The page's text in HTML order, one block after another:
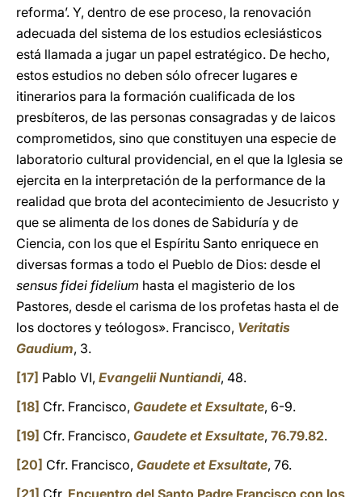
reforma’. Y, dentro de ese proceso, la renovación
adecuada del sistema de los estudios eclesiásticos
está llamada a jugar un papel estratégico. De hecho,
estos estudios no deben sólo ofrecer lugares e
itinerarios para la formación cualificada de los
presbíteros, de las personas consagradas y de laicos
comprometidos, sino que constituyen una especie de
laboratorio cultural providencial, en el que la Iglesia se
ejercita en la interpretación de la performance de la
realidad que brota del acontecimiento de Jesucristo y
que se alimenta de los dones de Sabiduría y de
Ciencia, con los que el Espíritu Santo enriquece en
diversas formas a todo el Pueblo de Dios: desde el
sensus fidei fidelium hasta el magisterio de los
Pastores, desde el carisma de los profetas hasta el de
los doctores y teólogos». Francisco, Veritatis
Gaudium, 3.
[17] Pablo VI, Evangelii Nuntiandi, 48.
[18] Cfr. Francisco, Gaudete et Exsultate, 6-9.
[19] Cfr. Francisco, Gaudete et Exsultate, 76.79.82.
[20] Cfr. Francisco, Gaudete et Exsultate, 76.
[21] Cfr. Encuentro del Santo Padre Francisco con los